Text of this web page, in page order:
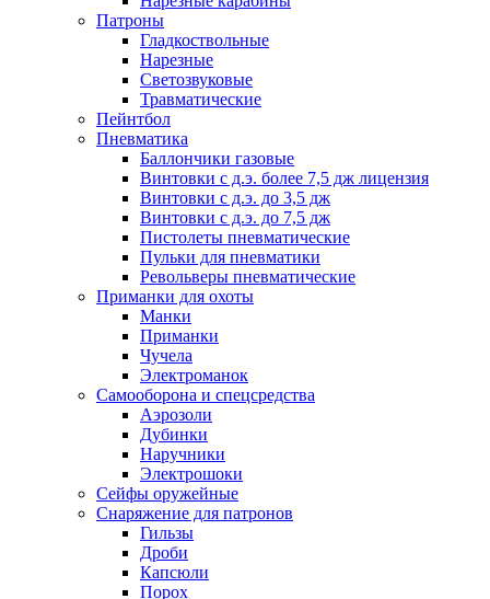
Патроны
Гладкоствольные
Нарезные
Светозвуковые
Травматические
Пейнтбол
Пневматика
Баллончики газовые
Винтовки с д.э. более 7,5 дж лицензия
Винтовки с д.э. до 3,5 дж
Винтовки с д.э. до 7,5 дж
Пистолеты пневматические
Пульки для пневматики
Револьверы пневматические
Приманки для охоты
Манки
Приманки
Чучела
Электроманок
Самооборона и спецсредства
Аэрозоли
Дубинки
Наручники
Электрошоки
Сейфы оружейные
Снаряжение для патронов
Гильзы
Дроби
Капсюли
Порох